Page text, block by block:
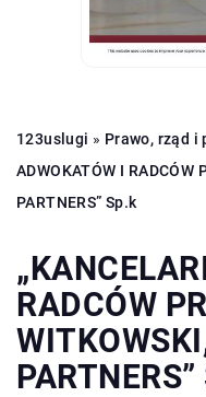
123uslugi » Prawo, rząd i
ADWOKATÓW I RADCÓW
PARTNERS” Sp.k
RADCÓW